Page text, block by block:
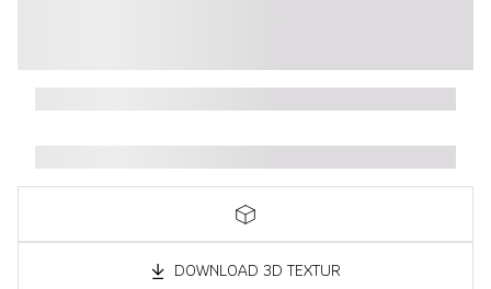
DOWNLOAD 3D TEXTUR